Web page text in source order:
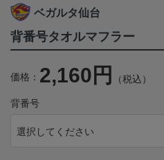
ベガルタ仙台
背番号タオルマフラー
価格： 2,160円 （税込）
背番号
選択してください